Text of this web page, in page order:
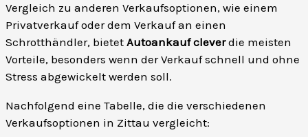
Vergleich zu anderen Verkaufsoptionen, wie einem
Privatverkauf oder dem Verkauf an einen
Schrotthändler, bietet Autoankauf cleverdie meisten
Vorteile, besonders wenn der Verkauf schnell und ohne
Stress abgewickelt werden soll.
Nachfolgend eine Tabelle, die die verschiedenen
Verkaufsoptionen in Zittau vergleicht: